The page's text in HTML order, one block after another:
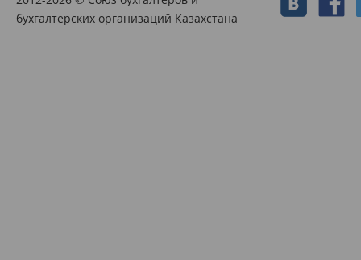
бухгалтерских организаций Казахстана